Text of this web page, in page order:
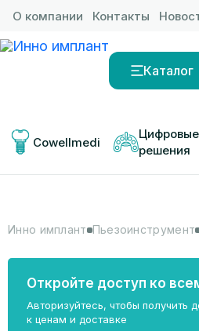
О компании Контакты
Каталог
Cowellmedi
Цифровые
решения
Инно имплант Пьезоинструмент
Откройте доступ ко
Авторизуйтесь, чтобы получить
к ценам и доставке